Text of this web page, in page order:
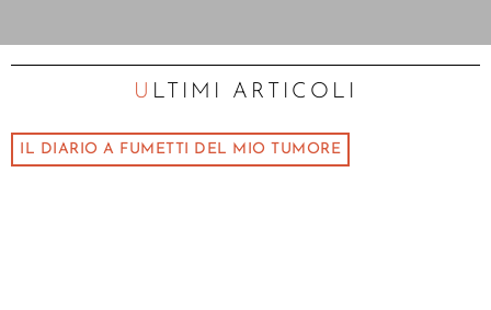
ULTIMI ARTICOLI
IL DIARIO A FUMETTI DEL MIO TUMORE